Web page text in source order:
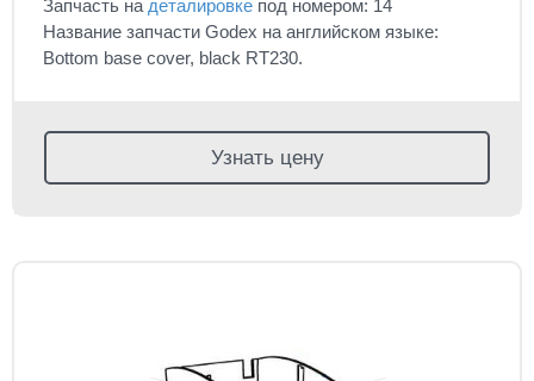
Запчасть на деталировке под номером: 14
Название запчасти Godex на английском языке:
Bottom base cover, black RT230.
Узнать цену